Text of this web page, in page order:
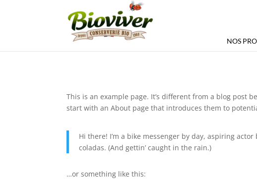
NOS
This is an example page. It’s different from a blog post
start with an About page that introduces them to
Hi there! I’m a bike messenger by day, aspiring
coladas. (And gettin’ caught in the rain.)
…or something like this: